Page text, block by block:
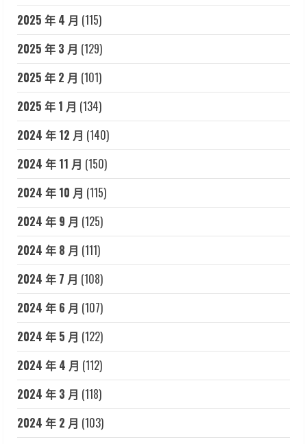
2025 年 4 月 (115)
2025 年 3 月 (129)
2025 年 2 月 (101)
2025 年 1 月 (134)
2024 年 12 月 (140)
2024 年 11 月 (150)
2024 年 10 月 (115)
2024 年 9 月 (125)
2024 年 8 月 (111)
2024 年 7 月 (108)
2024 年 6 月 (107)
2024 年 5 月 (122)
2024 年 4 月 (112)
2024 年 3 月 (118)
2024 年 2 月 (103)